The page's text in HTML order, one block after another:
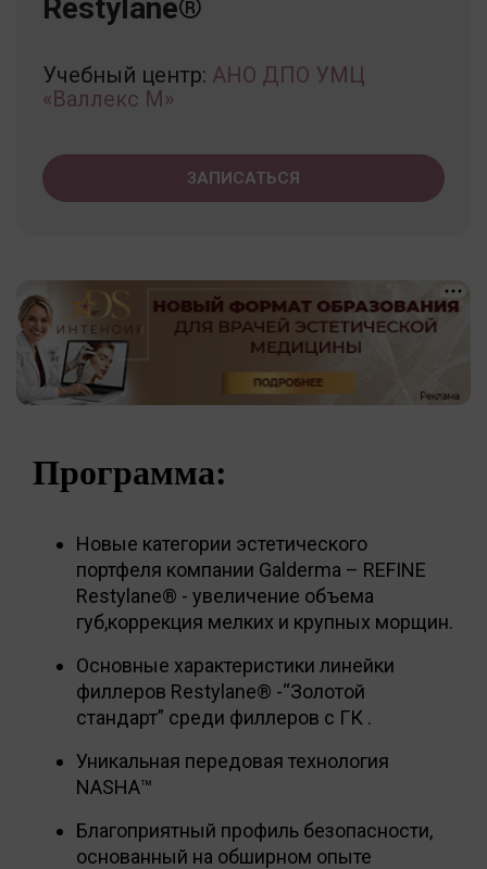
Restylane®
Учебный центр: АНО ДПО УМЦ
«Валлекс М»
ЗАПИСАТЬСЯ
Программа:
Новые категории эстетического
портфеля компании Galderma – REFINE
Restylane® - увеличение объема
губ,коррекция мелких и крупных морщин.
Основные характеристики линейки
филлеров Restylane® -“Золотой
стандарт” среди филлеров с ГК .
Уникальная передовая технология
NASHA™
Благоприятный профиль безопасности,
основанный на обширном опыте